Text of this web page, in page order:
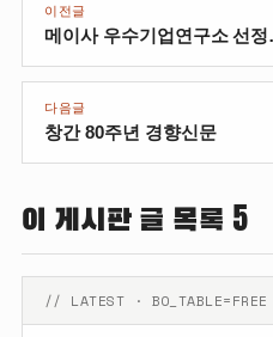
이전글
메이사 우수기업연구소 선
다음글
창간 80주년 경향신문
이 게시판 글 목록 5
// LATEST · BO_TABLE=FREE